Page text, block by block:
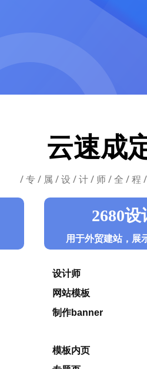
云速成
/ 专 / 属 / 设 / 计 / 师 / 全 / 程
2680
用于外贸建站，展
设计师
网站
制作
模板内